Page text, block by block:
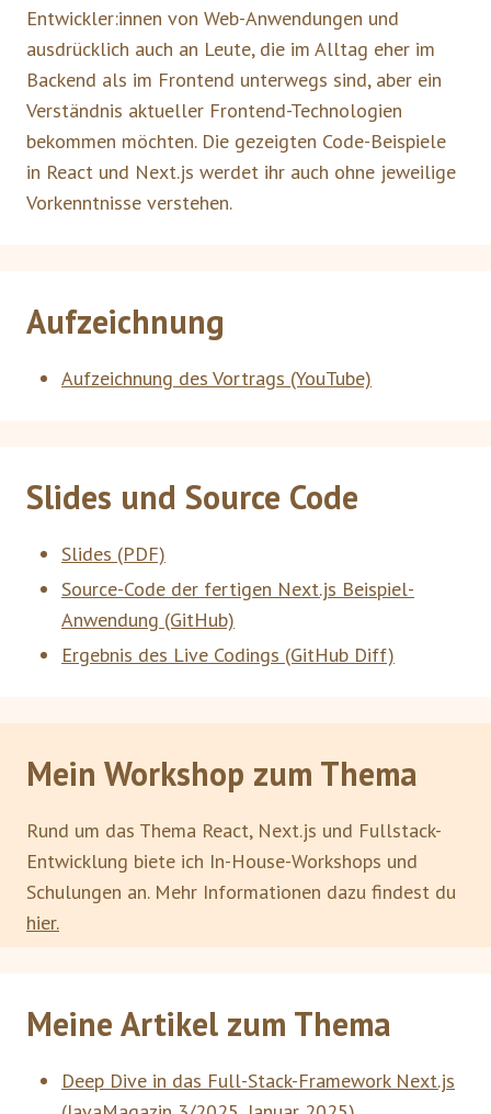
Entwickler:innen von Web-Anwendungen und
ausdrücklich auch an Leute, die im Alltag eher im
Backend als im Frontend unterwegs sind, aber ein
Verständnis aktueller Frontend-Technologien
bekommen möchten. Die gezeigten Code-Beispiele
in React und Next.js werdet ihr auch ohne jeweilige
Vorkenntnisse verstehen.
Aufzeichnung
Aufzeichnung des Vortrags (YouTube)
Slides und Source Code
Slides (PDF)
Source-Code der fertigen Next.js Beispiel-
Anwendung (GitHub)
Ergebnis des Live Codings (GitHub Diff)
Mein Workshop zum Thema
Rund um das Thema React, Next.js und Fullstack-
Entwicklung biete ich In-House-Workshops und
Schulungen an. Mehr Informationen dazu findest du
hier.
Meine Artikel zum Thema
Deep Dive in das Full-Stack-Framework Next.js